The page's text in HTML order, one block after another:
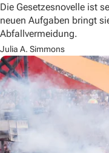
Die Gesetzesnovelle ist
neuen Aufgaben bringt
Abfallvermeidung.
Julia A. Simmons